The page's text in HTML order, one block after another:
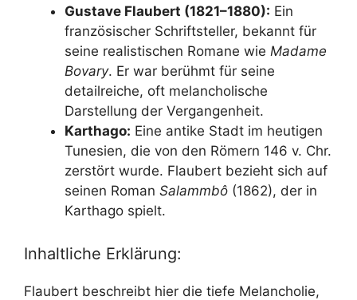
Gustave Flaubert (1821–1880): Ein
französischer Schriftsteller, bekannt für
seine realistischen Romane wie Madame
Bovary. Er war berühmt für seine
detailreiche, oft melancholische
Darstellung der Vergangenheit.
Karthago: Eine antike Stadt im heutigen
Tunesien, die von den Römern 146 v. Chr.
zerstört wurde. Flaubert bezieht sich auf
seinen Roman Salammbô (1862), der in
Karthago spielt.
Inhaltliche Erklärung:
Flaubert beschreibt hier die tiefe Melancholie,